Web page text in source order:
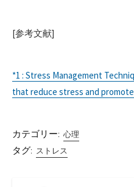
[参考文献]
*1 : Stress Management
that reduce stress and
カテゴリー: 心理
タグ: ストレス